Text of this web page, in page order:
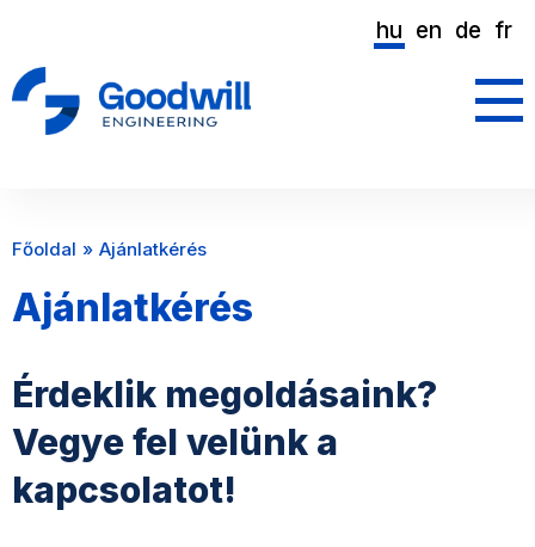
hu en de fr
Főoldal Ajánlatkérés
Ajánlatkérés
Érdeklik megoldásaink?
Vegye fel velünk a
kapcsolatot!